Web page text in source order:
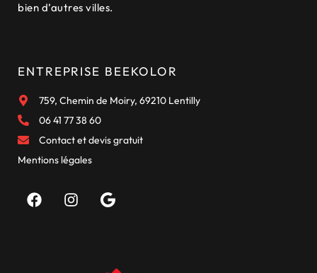
ENTREPRISE BEEKOLOR
759, Chemin de Moiry, 69210 Lentilly
06 41 77 38 60
Contact et devis gratuit
Mentions légales
bien d’autres villes.